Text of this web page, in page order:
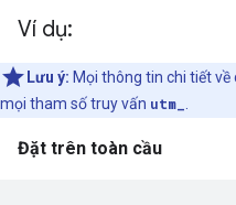
Ví dụ:
Lưu ý: Mọi thông tin chi tiết về
mọi tham số truy vấn utm_
Đặt trên toàn cầu